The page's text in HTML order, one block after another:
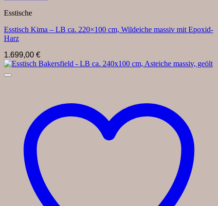
Esstische
Esstisch Kima – LB ca. 220×100 cm, Wildeiche massiv mit Epoxid-
Harz
1.699,00 €